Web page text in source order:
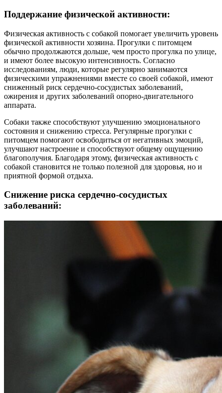
Поддержание физической активности:
Физическая активность с собакой помогает увеличить уровень
физической активности хозяина. Прогулки с питомцем
обычно продолжаются дольше, чем просто прогулка по улице,
и имеют более высокую интенсивность. Согласно
исследованиям, люди, которые регулярно занимаются
физическими упражнениями вместе со своей собакой, имеют
сниженный риск сердечно-сосудистых заболеваний,
ожирения и других заболеваний опорно-двигательного
аппарата.
Собаки также способствуют улучшению эмоционального
состояния и снижению стресса. Регулярные прогулки с
питомцем помогают освободиться от негативных эмоций,
улучшают настроение и способствуют общему ощущению
благополучия. Благодаря этому, физическая активность с
собакой становится не только полезной для здоровья, но и
приятной формой отдыха.
Снижение риска сердечно-сосудистых
заболеваний: